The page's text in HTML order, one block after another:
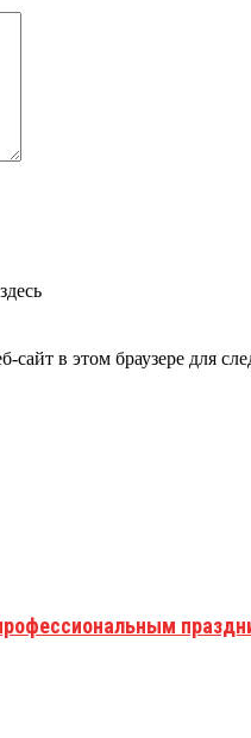
сайт в этом браузере для